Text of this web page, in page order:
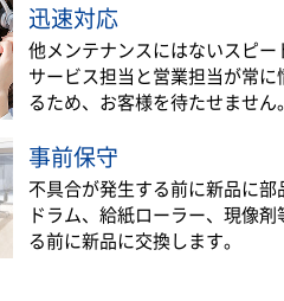
迅速対応
他メンテナンスにはないスピー
サービス担当と営業担当が常に
るため、お客様を待たせません。
事前保守
不具合が発生する前に新品に部
ドラム、給紙ローラー、現像
る前に新品に交換します。